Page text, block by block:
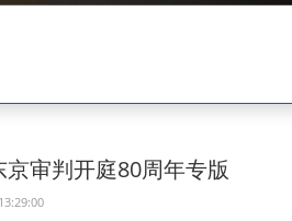
京审判开庭80周年专版